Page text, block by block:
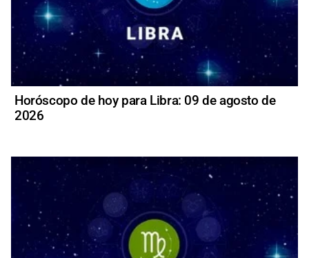
Horóscopo de hoy para Libra: 09 de agosto de
2026